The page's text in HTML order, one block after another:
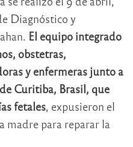
Diagnóstico y
El equipo integrado
obstetras,
y enfermeras junto a
Curitiba, Brasil, que
fetales, expusieron el
madre para reparar la